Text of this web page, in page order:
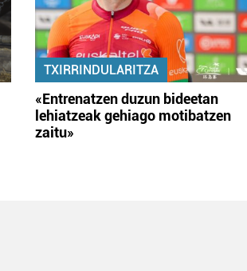
TXIRRINDULARITZA
«Entrenatzen duzun bideetan
lehiatzeak gehiago motibatzen
zaitu»